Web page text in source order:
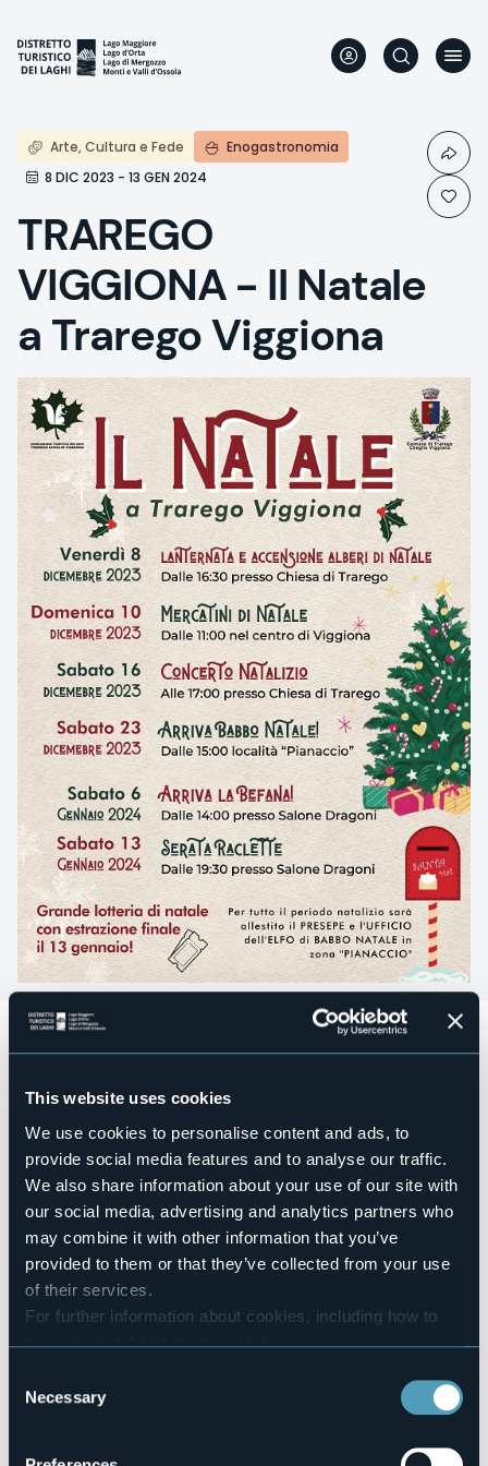
This website uses cookies
We use cookies to personalise content and ads, to
provide social media features and to analyse our traffic.
We also share information about your use of our site with
our social media, advertising and analytics partners who
may combine it with other information that you’ve
provided to them or that they’ve collected from your use
of their services.
For further information about cookies, including how to
manage and delete themclick here.
Selection
Necessary
main
content
Arte, Cultura e Fede
Enogastronomia
8 DIC 2023 - 13 GEN 2024
TRAREGO
VIGGIONA - Il Natale
a Trarego Viggiona
Vari appuntamenti vi aspettano
a Trarego Viggiona (VB)
per festeggiare insieme il Natale:
- Venerdì 8 dicembre - Lanternata ed accensione
- Domenica 10 dicembre - Mercatini di Natale
- Sabato 16 dicembre - Concerto Natalizio
- Sabato 23 dicembre - Arriva Babbo Natale
- Sabato 6 gennaio 2024 - Arriva la Befana
- Sabato 13 gennaio 2024 - Serata Raclette
Ed inoltre potrete partecipare ad una
grande lotteria di
Natale con estrazione finale sabato 13 gennaio 2024.
E per tutto il periodo natalizio sarà allestito il Presepe e
l'ufficio dell'Elfo di Babbo Natale in zona "Pianaccio".
Event organizer
Event location
Telephone